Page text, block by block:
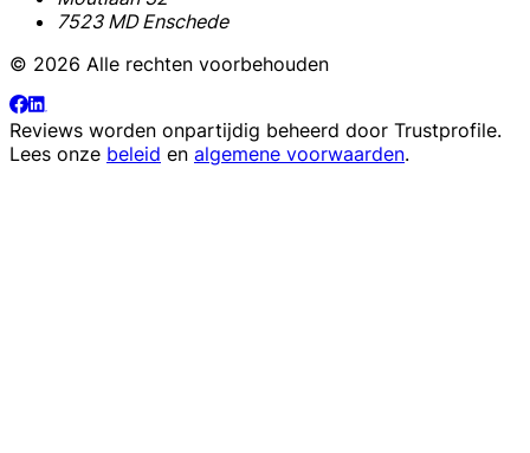
7523 MD Enschede
© 2026 Alle rechten voorbehouden
Reviews worden onpartijdig beheerd door Trustprofile.
Lees onze beleid en algemene voorwaarden.